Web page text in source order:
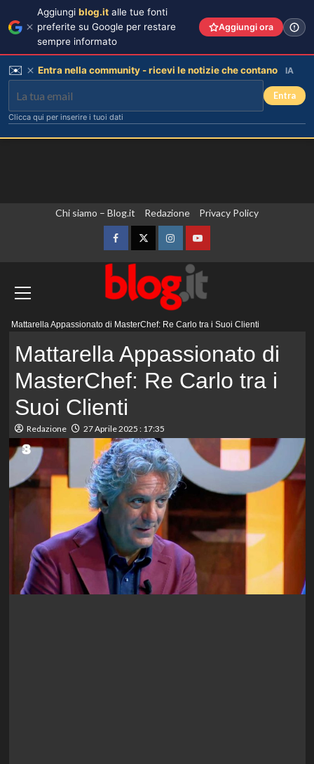
Chi siamo – Blog.it Redazione Privacy Policy
FacebookTwitterInstagramYouTube
Mattarella Appassionato di MasterChef: Re Carlo tra i Suoi Clienti
Mattarella Appassionato di
MasterChef: Re Carlo tra i
Suoi Clienti
Redazione 27 Aprile 2025 : 17:35
Aggiungi blog.it alle tue fonti
preferite su Google per restare
sempre informato
Aggiungi ora
✉️ Entra nella community - ricevi le notizie che contano IA
Entra
Clicca qui per inserire i tuoi dati